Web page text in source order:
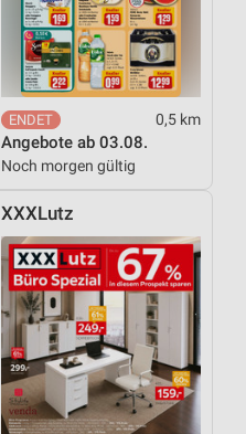
0,5 km
Angebote ab 03.08.
Noch morgen gültig
XXXLutz